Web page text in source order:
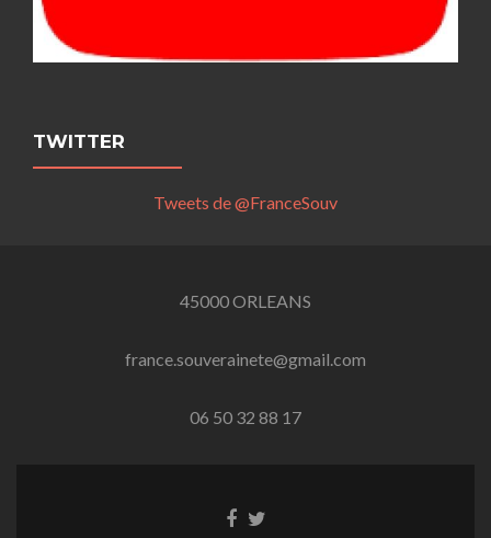
TWITTER
Tweets de @FranceSouv
45000 ORLEANS
france.souverainete@gmail.com
06 50 32 88 17
LienLien